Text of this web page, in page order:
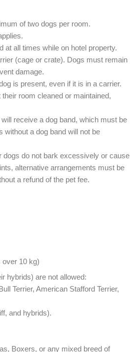
of two dogs per room.
at all times while on hotel property.
(cage or crate). Dogs must remain
damage.
is present, even if it is in a carrier.
room cleaned or maintained,
receive a dog band, which must be
without a dog band will not be
dogs do not bark excessively or cause
alternative arrangements must be
a refund of the pet fee.
over 10 kg)
hybrids) are not allowed:
Terrier, American Stafford Terrier,
and hybrids).
Boxers, or any mixed breed of